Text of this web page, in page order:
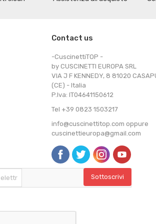
Contact us
-CuscinettiTOP -
by CUSCINETTI EUROPA SRL
VIA J F KENNEDY, 8 81020
(CE) - Italia
P.Iva: IT04641150612
Tel +39 0823 1503217
info@cuscinettitop.com oppure
cuscinettieuropa@gmail.com